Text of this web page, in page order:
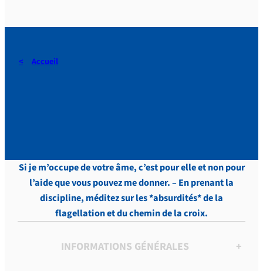
Accueil
Si je m’occupe de votre âme, c’est pour elle et non pour
l’aide que vous pouvez me donner. – En prenant la
discipline, méditez sur les *absurdités* de la
flagellation et du chemin de la croix.
INFORMATIONS GÉNÉRALES +